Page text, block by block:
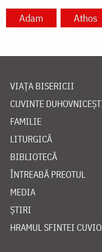
Adam Athos
VIAȚA BISERICII
CUVINTE
FAMILIE
LITURGICĂ
BIBLIOTECĂ
ÎNTREABĂ PREOTUL
MEDIA
ȘTIRI
HRAMUL SFINTEI